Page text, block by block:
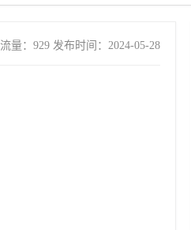
流量：929 发布时间：2024-05-28